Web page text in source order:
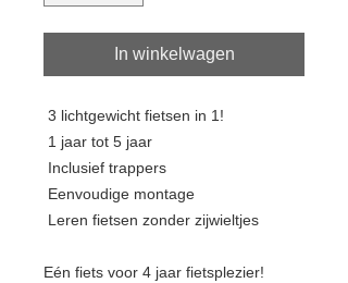
In winkelwagen
3 lichtgewicht fietsen in 1!
1 jaar tot 5 jaar
Inclusief trappers
Eenvoudige montage
Leren fietsen zonder zijwieltjes
Eén fiets voor 4 jaar fietsplezier!